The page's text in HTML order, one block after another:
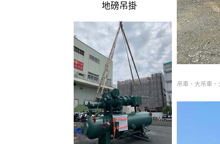
地磅吊掛
吊車、大吊車